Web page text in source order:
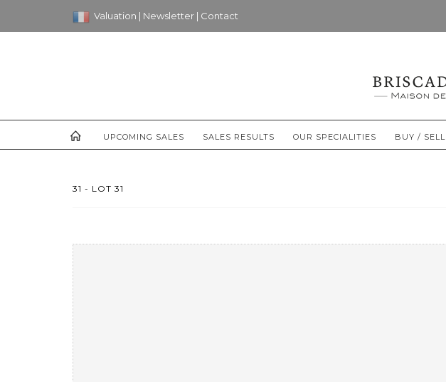
Valuation | Newsletter | Contact
UPCOMING SALES SALES RESULTS OUR SPECIALITIES BUY / SELL
31 - LOT 31